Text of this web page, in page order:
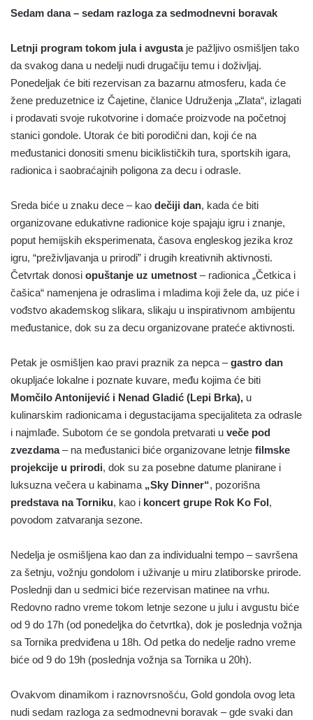
Sedam dana – sedam razloga za sedmodnevni boravak
Letnji program tokom jula i avgustaje pažljivo osmišljen tako
da svakog dana u nedelji nudi drugačiju temu i doživljaj.
Ponedeljak će biti rezervisan za bazarnu atmosferu, kada će
žene preduzetnice iz Čajetine, članice Udruženja „Zlata“, izlagati
i prodavati svoje rukotvorine i domaće proizvode na početnoj
stanici gondole. Utorak će biti porodični dan, koji će na
međustanici donositi smenu biciklističkih tura, sportskih igara,
radionica i saobraćajnih poligona za decu i odrasle.
Sreda biće u znaku dece – kao dečiji dan, kada će biti
organizovane edukativne radionice koje spajaju igru i znanje,
poput hemijskih eksperimenata, časova engleskog jezika kroz
igru, “preživljavanja u prirodi” i drugih kreativnih aktivnosti.
Četvrtak donosi opuštanje uz umetnost – radionica „Četkica i
čašica“ namenjena je odraslima i mladima koji žele da, uz piće i
vođstvo akademskog slikara, slikaju u inspirativnom ambijentu
međustanice, dok su za decu organizovane prateće aktivnosti.
Petak je osmišljen kao pravi praznik za nepca –gastro dan
okupljaće lokalne i poznate kuvare, među kojima će biti
Momčilo Antonijević i Nenad Gladić (Lepi Brka), u
kulinarskim radionicama i degustacijama specijaliteta za odrasle
i najmlađe. Subotom će se gondola pretvarati u veče pod
zvezdama– na međustanici biće organizovane letnje filmske
projekcije u prirodi, dok su za posebne datume planirane i
luksuzna večera u kabinama „Sky Dinner“, pozorišna
predstava na Torniku, kao i koncert grupe Rok Ko Fol,
povodom zatvaranja sezone.
Nedelja je osmišljena kao dan za individualni tempo – savršena
za šetnju, vožnju gondolom i uživanje u miru zlatiborske prirode.
Poslednji dan u sedmici biće rezervisan matinee na vrhu.
Redovno radno vreme tokom letnje sezone u julu i avgustu biće
od 9 do 17h (od ponedeljka do četvrtka), dok je poslednja vožnja
sa Tornika predviđena u 18h. Od petka do nedelje radno vreme
biće od 9 do 19h (poslednja vožnja sa Tornika u 20h).
Ovakvom dinamikom i raznovrsnošću, Gold gondola ovog leta
nudi sedam razloga za sedmodnevni boravak – gde svaki dan